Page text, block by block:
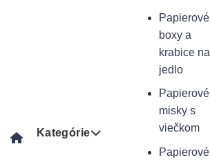
Kategórie
Papierové
boxy a
krabice na
jedlo
Papierové
misky s
viečkom
Papierové